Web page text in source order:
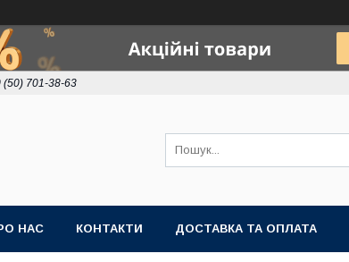
(50) 701-38-63
НАС КОНТАКТИ ДОСТАВКА ТА ОПЛАТА